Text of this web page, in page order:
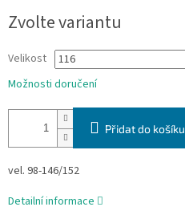
cena:
Zvolte variantu
Velikost
Možnosti doručení
Přidat do košíku
vel. 98-146/152
Detailní informace